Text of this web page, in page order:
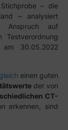
– die
– analysiert
Anspruch auf
Testverordnung
30.05.2022
einen guten
der von
CT-
erkennen, sind